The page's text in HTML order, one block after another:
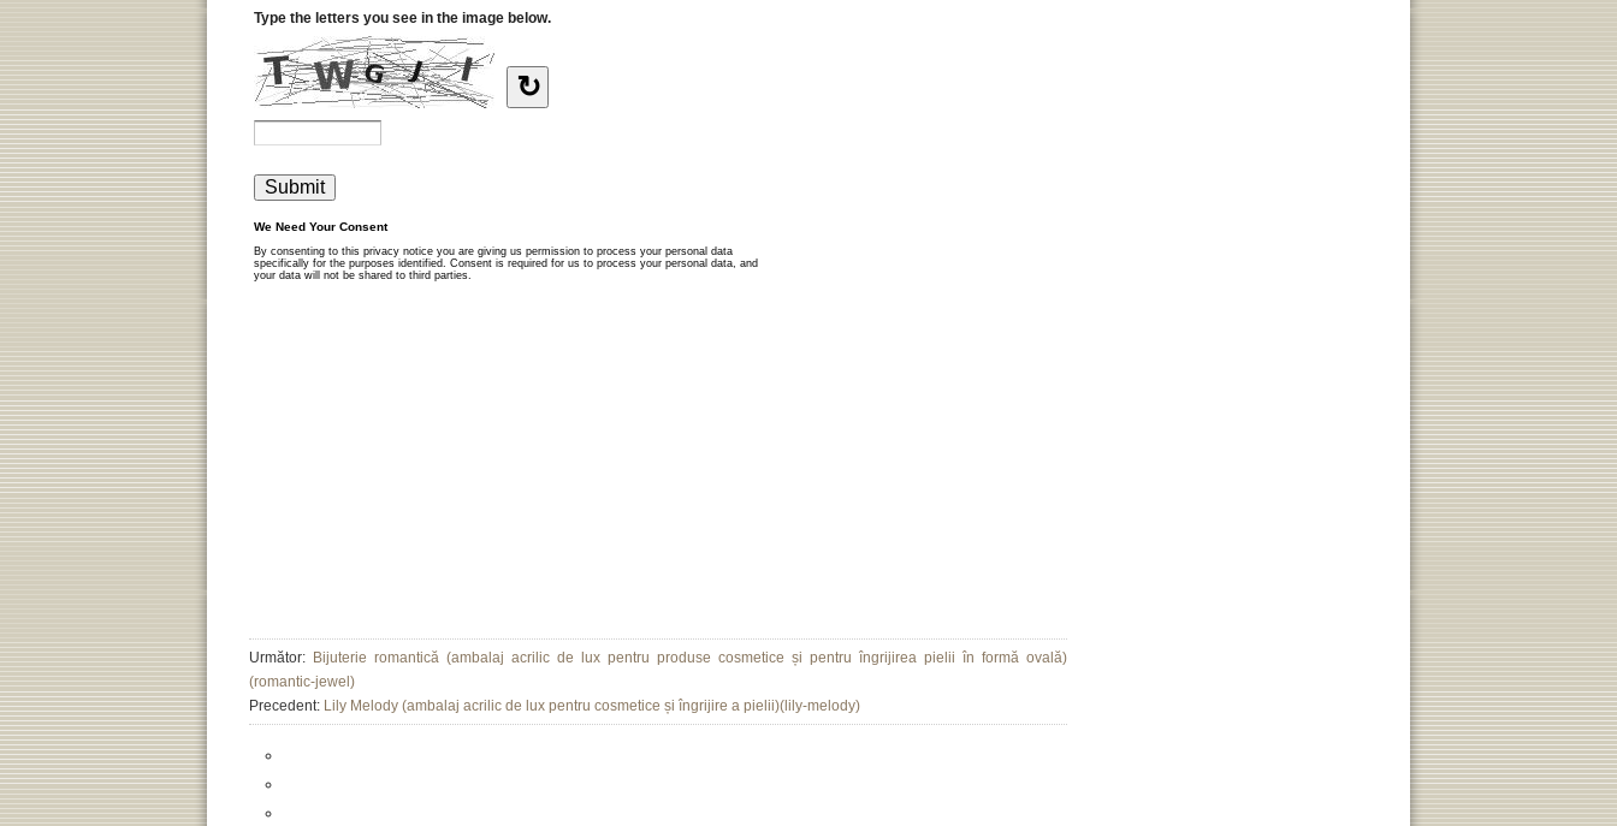
Următor: Bijuterie romantică (ambalaj acrilic de lux pentru produse cosmetice și pentru îngrijirea pielii în formă ovală)
(romantic-jewel)
Precedent: Lily Melody (ambalaj acrilic de lux pentru cosmetice și îngrijire a pielii)(lily-melody)